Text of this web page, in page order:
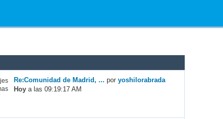
Re:Comunidad de Madrid, ... poryoshilorabrada
Hoy a las 09:19:17 AM